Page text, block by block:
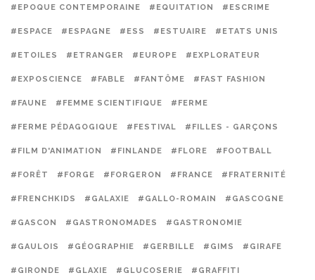
#EPOQUE CONTEMPORAINE #EQUITATION #ESCRIME
#ESPACE #ESPAGNE #ESS #ESTUAIRE #ETATS UNIS
#ETOILES #ETRANGER #EUROPE #EXPLORATEUR
#EXPOSCIENCE #FABLE #FANTÔME #FAST FASHION
#FAUNE #FEMME SCIENTIFIQUE #FERME
#FERME PÉDAGOGIQUE #FESTIVAL #FILLES - GARÇONS
#FILM D'ANIMATION #FINLANDE #FLORE #FOOTBALL
#FORÊT #FORGE #FORGERON #FRANCE #FRATERNITÉ
#FRENCHKIDS #GALAXIE #GALLO-ROMAIN #GASCOGNE
#GASCON #GASTRONOMADES #GASTRONOMIE
#GAULOIS #GÉOGRAPHIE #GERBILLE #GIMS #GIRAFE
#GIRONDE #GLAXIE #GLUCOSERIE #GRAFFITI